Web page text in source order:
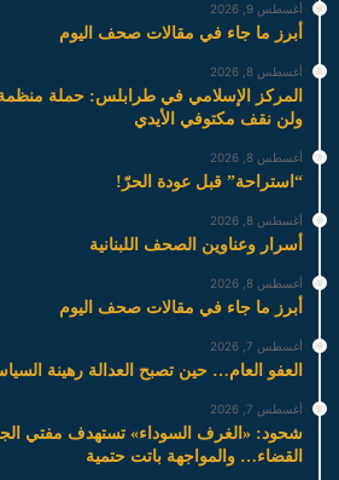
أغسطس 9, 2026
أبرز ما جاء في مقالات صحف اليوم
أغسطس 8, 2026
المركز الإسلامي في طرابلس: حملة
ولن نقف مكتوفي الأيدي
أغسطس 8, 2026
“استراحة” قبل عودة الحرّ!
أغسطس 8, 2026
أسرار وعناوين الصحف اللبنانية
أغسطس 8, 2026
أبرز ما جاء في مقالات صحف اليوم
أغسطس 7, 2026
العفو العام… حين تصبح العدالة رهينة
أغسطس 7, 2026
شحود: «الغرف السوداء» تستهدف مفتي
القضاء… والمواجهة باتت حتمية